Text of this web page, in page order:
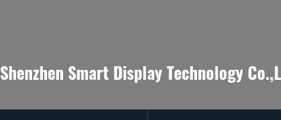
Shenzhen Smart Display Technology